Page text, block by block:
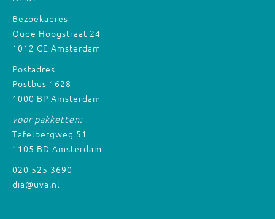
Bezoekadres
Oude Hoogstraat 24
1012 CE Amsterdam
Postadres
Postbus 1628
1000 BP Amsterdam
voor pakketten:
Tafelbergweg 51
1105 BD Amsterdam
020 525 3690
dia@uva.nl